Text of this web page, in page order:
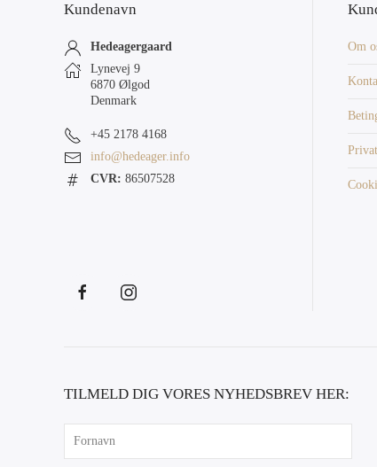
Kundenavn
Hedeagergaard
Lynevej 9
6870 Ølgod
Denmark
+45 2178 4168
info@hedeager.info
CVR: 86507528
Om
TILMELD DIG VORES NYHEDSBREV HER: